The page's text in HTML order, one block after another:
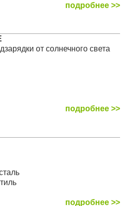
подробнее >>
от солнечного света
подробнее >>
подробнее >>